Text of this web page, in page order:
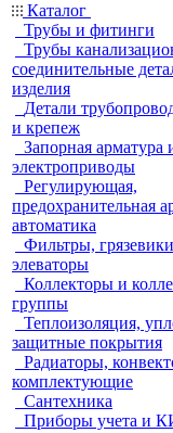
Каталог
Трубы и фитинги
Трубы
соединительные
изделия
Детали
и крепеж
Запорная арматура
электроприводы
Регулирующая,
предохранительная
автоматика
Фильтры,
элеваторы
Коллекторы и
группы
Теплоизоляция,
защитные покрытия
Радиаторы,
комплектующие
Сантехника
Приборы учета и